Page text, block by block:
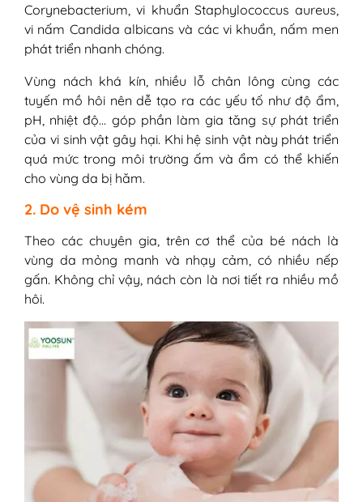
Corynebacterium, vi khuẩn Staphylococcus aureus,
vi nấm Candida albicans và các vi khuẩn, nấm men
phát triển nhanh chóng.
Vùng nách khá kín, nhiều lỗ chân lông cùng các
tuyến mồ hôi nên dễ tạo ra các yếu tố như độ ẩm,
pH, nhiệt độ… góp phần làm gia tăng sự phát triển
của vi sinh vật gây hại. Khi hệ sinh vật này phát triển
quá mức trong môi trường ấm và ẩm có thể khiến
cho vùng da bị hăm.
2. Do vệ sinh kém
Theo các chuyên gia, trên cơ thể của bé nách là
vùng da mỏng manh và nhạy cảm, có nhiều nếp
gấn. Không chỉ vậy, nách còn là nơi tiết ra nhiều mồ
hôi.